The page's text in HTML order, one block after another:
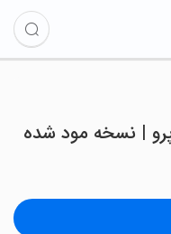
| نسخه مود شده